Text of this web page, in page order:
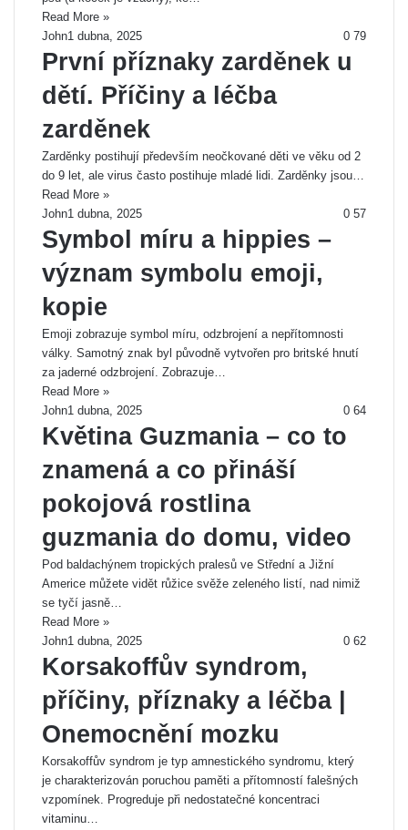
Read More »
John1 dubna, 2025 0 79
První příznaky zarděnek u
dětí. Příčiny a léčba
zarděnek
Zarděnky postihují především neočkované děti ve věku od 2
do 9 let, ale virus často postihuje mladé lidi. Zarděnky jsou…
Read More »
John1 dubna, 2025 0 57
Symbol míru a hippies –
význam symbolu emoji,
kopie
Emoji zobrazuje symbol míru, odzbrojení a nepřítomnosti
války. Samotný znak byl původně vytvořen pro britské hnutí
za jaderné odzbrojení. Zobrazuje…
Read More »
John1 dubna, 2025 0 64
Květina Guzmania – co to
znamená a co přináší
pokojová rostlina
guzmania do domu, video
Pod baldachýnem tropických pralesů ve Střední a Jižní
Americe můžete vidět růžice svěže zeleného listí, nad nimiž
se tyčí jasně…
Read More »
John1 dubna, 2025 0 62
Korsakoffův syndrom,
příčiny, příznaky a léčba |
Onemocnění mozku
Korsakoffův syndrom je typ amnestického syndromu, který
je charakterizován poruchou paměti a přítomností falešných
vzpomínek. Progreduje při nedostatečné koncentraci
vitaminu…